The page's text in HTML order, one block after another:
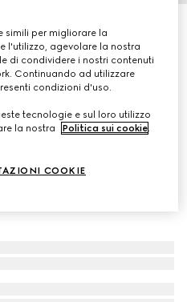
Oxford GG
simili per migliorare la
l'utilizzo, agevolare la nostra
di condividere i nostri contenuti
Continuando ad utilizzare
condizioni d'uso.
tecnologie e sul loro utilizzo
la nostra
Politica sui cookie
COOKIE